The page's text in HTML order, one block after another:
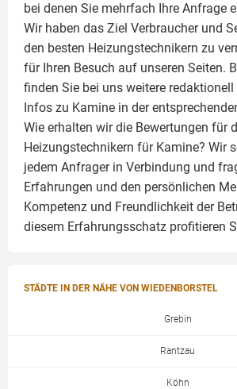
bei denen Sie mehrfach Ihre Anfrage
Wir haben das Ziel Verbraucher und
den besten Heizungstechnikern zu
für Ihren Besuch auf unseren Seiten.
finden Sie bei uns weitere
Infos zu Kamine in der
Wie erhalten wir die Bewertungen für
Heizungstechnikern für Kamine? Wir
jedem Anfrager in Verbindung und
Erfahrungen und den persönlichen
Kompetenz und Freundlichkeit der
diesem Erfahrungsschatz profitieren
STÄDTE IN DER NÄHE VON WIEDENBORSTEL
Grebin
Rantzau
Köhn